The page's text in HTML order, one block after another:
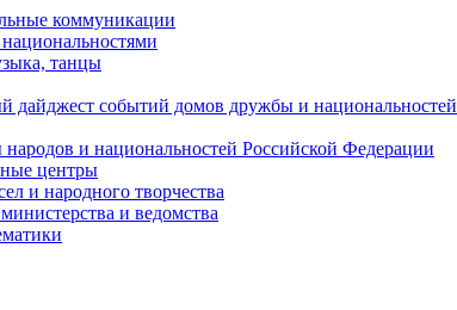
коммуникации
танцы
дайджест событий домов дружбы и национальностей
и национальностей Российской Федерации
центры
и народного творчества
и ведомства